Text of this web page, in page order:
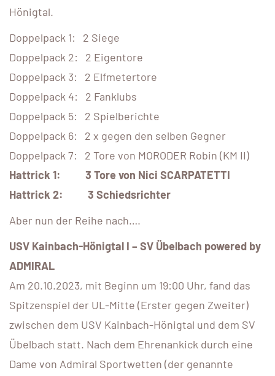
Hönigtal.
Doppelpack 1: 2 Siege
Doppelpack 2: 2 Eigentore
Doppelpack 3: 2 Elfmetertore
Doppelpack 4: 2 Fanklubs
Doppelpack 5: 2 Spielberichte
Doppelpack 6: 2 x gegen den selben Gegner
Doppelpack 7: 2 Tore von MORODER Robin (KM II)
Hattrick 1: 3 Tore von Nici SCARPATETTI
Hattrick 2: 3 Schiedsrichter
Aber nun der Reihe nach….
USV Kainbach-Hönigtal I – SV Übelbach powered by
ADMIRAL
Am 20.10.2023, mit Beginn um 19:00 Uhr, fand das
Spitzenspiel der UL-Mitte (Erster gegen Zweiter)
zwischen dem USV Kainbach-Hönigtal und dem SV
Übelbach statt. Nach dem Ehrenankick durch eine
Dame von Admiral Sportwetten (der genannte